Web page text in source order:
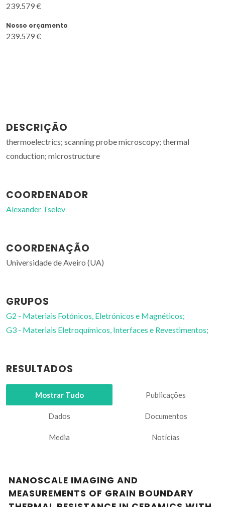
239.579 €
Nosso orçamento
239.579 €
DESCRIÇÃO
thermoelectrics; scanning probe microscopy; thermal
conduction; microstructure
COORDENADOR
Alexander Tselev
COORDENAÇÃO
Universidade de Aveiro (UA)
GRUPOS
G2 - Materiais Fotónicos, Eletrónicos e Magnéticos;
G3 - Materiais Eletroquímicos, Interfaces e Revestimentos;
RESULTADOS
Mostrar Tudo Publicações
Dados Documentos
Media Notícias
NANOSCALE IMAGING AND
MEASUREMENTS OF GRAIN BOUNDARY